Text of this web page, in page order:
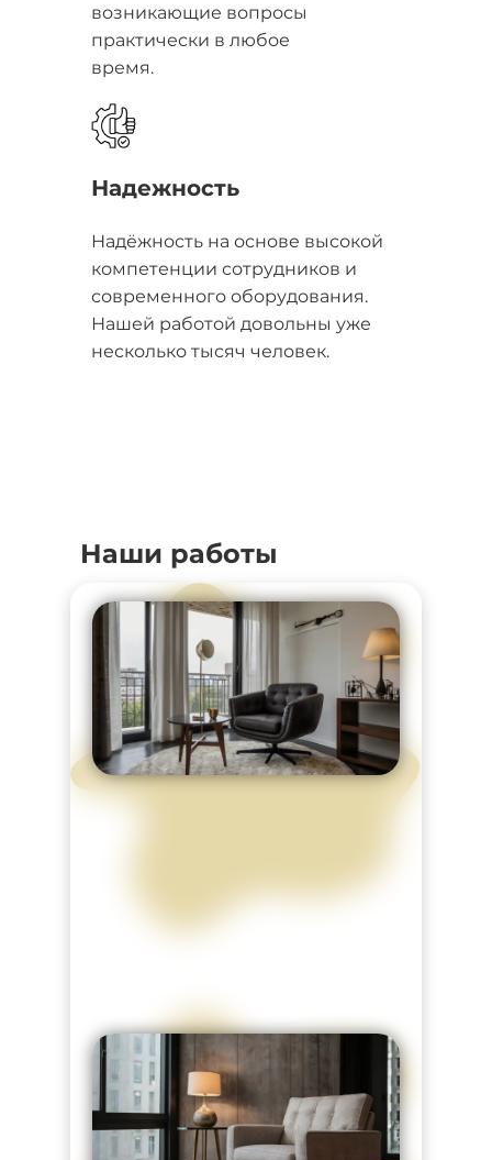
возникающие вопросы
практически в любое
время.
Надежность
Надёжность на основе высокой
компетенции сотрудников и
современного оборудования.
Нашей работой довольны уже
несколько тысяч человек.
Наши работы